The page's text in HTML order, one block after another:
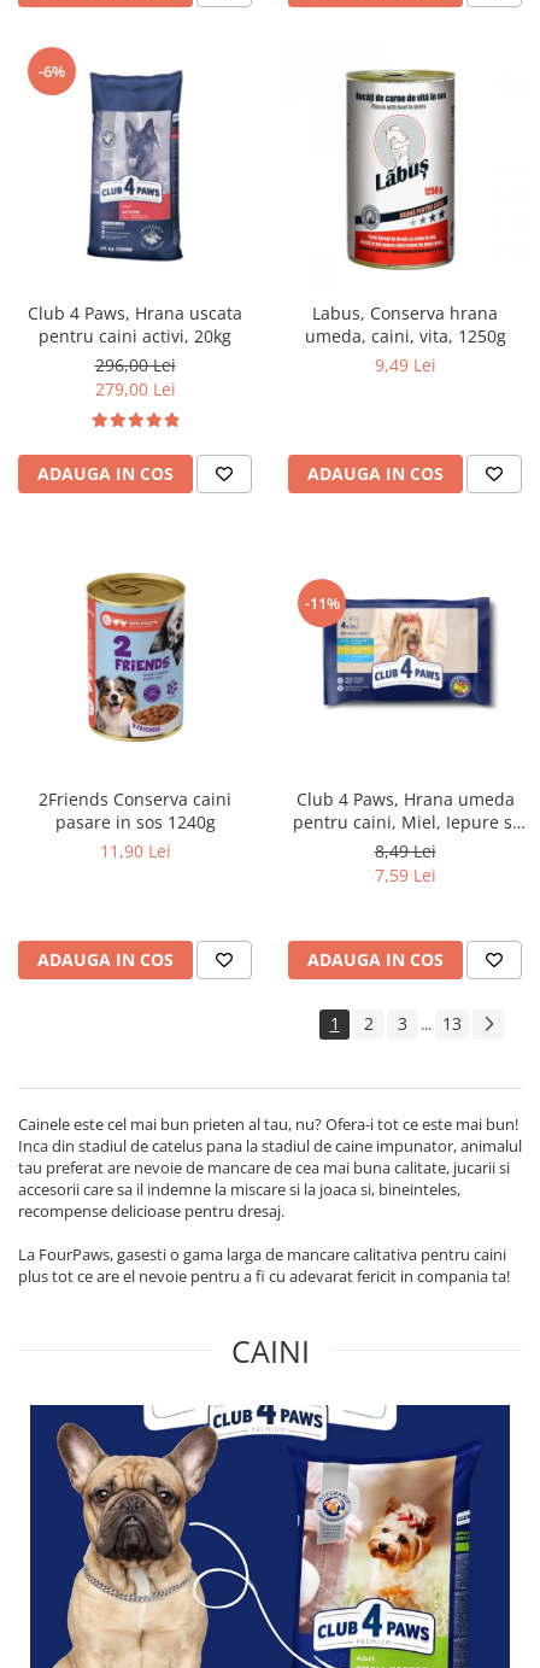
-6%
Club 4 Paws, Hrana uscata
pentru caini activi, 20kg
296,00 Lei
279,00 Lei
ADAUGA IN COS
Labus, Conserva hrana
umeda, caini, vita, 1250g
9,49 Lei
ADAUGA IN COS
2Friends Conserva caini
pasare in sos 1240g
11,90 Lei
ADAUGA IN COS
-11%
Club 4 Paws, Hrana umeda
pentru caini, Miel, Iepure si
Somon in sos, set 4x85g
8,49 Lei
7,59 Lei
ADAUGA IN COS
1 2 3 ... 13
Cainele este cel mai bun prieten al tau, nu? Ofera-i tot ce este mai bun!
Inca din stadiul de catelus pana la stadiul de caine impunator, animalul
tau preferat are nevoie de mancare de cea mai buna calitate, jucarii si
accesorii care sa il indemne la miscare si la joaca si, bineinteles,
recompense delicioase pentru dresaj.
La FourPaws, gasesti o gama larga de mancare calitativa pentru caini
plus tot ce are el nevoie pentru a fi cu adevarat fericit in compania ta!
CAINI